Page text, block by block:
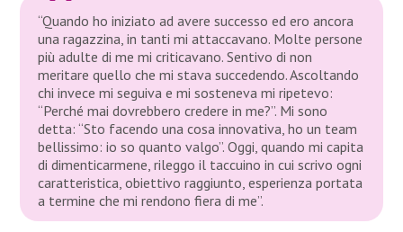
“Quando ho iniziato ad avere successo ed ero ancora
una ragazzina, in tanti mi attaccavano. Molte persone
più adulte di me mi criticavano. Sentivo di non
meritare quello che mi stava succedendo. Ascoltando
chi invece mi seguiva e mi sosteneva mi ripetevo:
“Perché mai dovrebbero credere in me?”. Mi sono
detta: “Sto facendo una cosa innovativa, ho un team
bellissimo: io so quanto valgo”. Oggi, quando mi capita
di dimenticarmene, rileggo il taccuino in cui scrivo ogni
caratteristica, obiettivo raggiunto, esperienza portata
a termine che mi rendono fiera di me”.